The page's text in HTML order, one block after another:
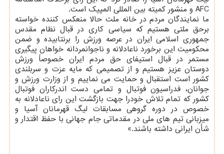
AFC و منشور كمیته بین المللی المپیك است.
ما نمایندگان مردم در خانه ملت حالا منعكس كننده خواسته
برحق ملتی هستیم كه سیاسی كاری در قبال نظام مقدس
جمهوری اسلامی ایران در عرصه ورزش را برنتابیده و ضمن
محكومیت این برخورد ناعادلانه و ناجوانمردانه خواهان پیگیری
مستمر در قبال استیفای حق مردم ایران خصوصاً ورزش
دوستان عزیز هستیم و از تصمیمی كه مایه عزت و سربلندی
كشور است استقبال و حمایت می نماییم و از وزارت ورزش و
جوانان، فدراسیون فوتبال و تمامی دست اندركاران فوتبال
كشور كه تمام تلاش خودرا جهت بازگشت این رای ناعادلانه به
خصوص در دوره گروهی مسابقات لیگ قهرمانان آسیا و
میزبانی تیم های ملی در مقدماتی جام جهانی با حفظ اقتدار و
شأن ایرانی داشته باشند.»